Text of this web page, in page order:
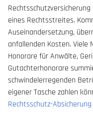
eines Rechtsstreites.
Auseinandersetzung,
anfallenden Kosten. Viele
Honorare für Anwälte,
Gutachterhonorare
schwindelerregenden
eigener Tasche zahlen
Rechtsschutz-Absicherung